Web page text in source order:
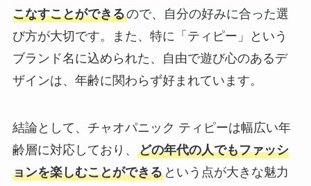
こなすことができるので、自分の好みに合った選
び方が大切です。また、特に「ティピー」という
ブランド名に込められた、自由で遊び心のあるデ
ザインは、年齢に関わらず好まれています。
結論として、チャオパニック ティピーは幅広い年
齢層に対応しており、 どの年代の人でもファッシ
ョンを楽しむことができるという点が大きな魅力